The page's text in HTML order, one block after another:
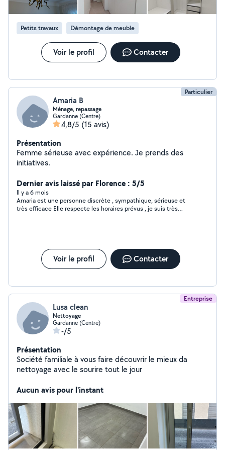
Petits travaux Démontage de meuble
Voir le profil Contacter
Particulier
Amaria B
Ménage, repassage
Gardanne (Centre)
4,8/5 (15 avis)
Présentation
Femme sérieuse avec expérience. Je prends des
initiatives.
Dernier avis laissé par Florence : 5/5
Il y a 6 mois
Amaria est une personne discrète , sympathique, sérieuse et
très efficace Elle respecte les horaires prévus , je suis très
Voir le profil Contacter
Entreprise
Lusa clean
Nettoyage
Gardanne (Centre)
-/5
Présentation
Société familiale à vous faire découvrir le mieux da
nettoyage avec le sourire tout le jour
Aucun avis pour l'instant